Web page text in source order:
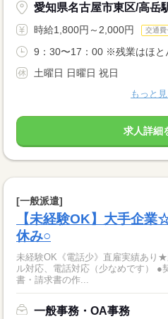
愛知県名古屋市東区/高岳
時給1,800円～2,000円 交通費
9：30〜17：00 ※残業はほと
土曜日 日曜日 祝日
もっと
求人詳細
[一般派遣]
【未経験OK】大手企
休み○
未経験OK《電話少》直雇実績あり
ル対応、電話対応（少なめです） ●
書・請求書の作...
一般事務・OA事務